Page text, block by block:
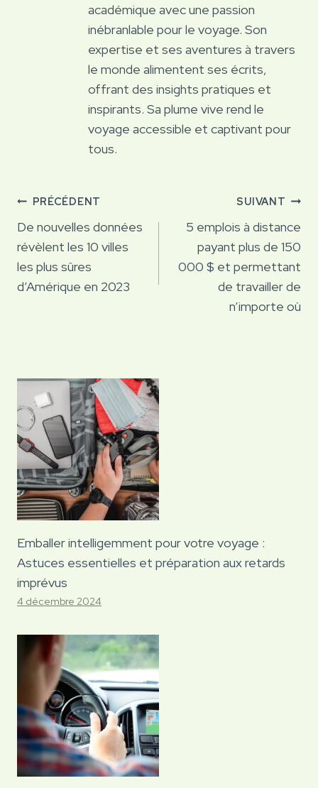
académique avec une passion
inébranlable pour le voyage. Son
expertise et ses aventures à travers
le monde alimentent ses écrits,
offrant des insights pratiques et
inspirants. Sa plume vive rend le
voyage accessible et captivant pour
tous.
Navigation
de
l’article
PRÉCÉDENT
De nouvelles données
révèlent les 10 villes
les plus sûres
d’Amérique en 2023
SUIVANT
5 emplois à distance
payant plus de 150
000 $ et permettant
de travailler de
n’importe où
Emballer intelligemment pour votre voyage :
Astuces essentielles et préparation aux retards
imprévus
4 décembre 2024